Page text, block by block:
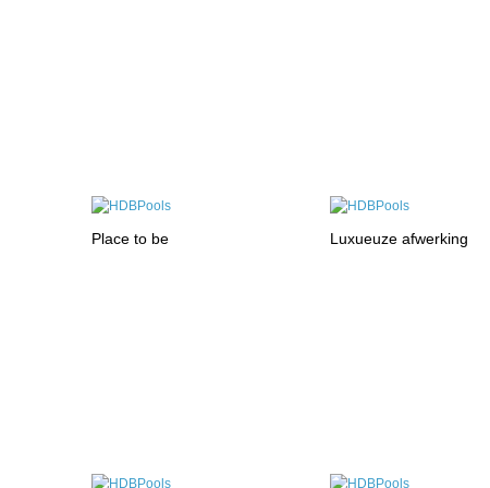
Place to be Luxueuze afwerking